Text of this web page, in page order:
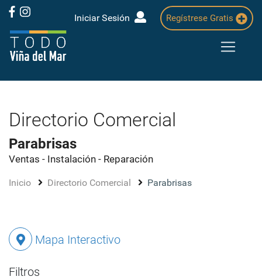
Iniciar Sesión Regístrese Gratis
Directorio Comercial
Parabrisas
Ventas - Instalación - Reparación
Inicio Directorio Comercial Parabrisas
Mapa Interactivo
Filtros